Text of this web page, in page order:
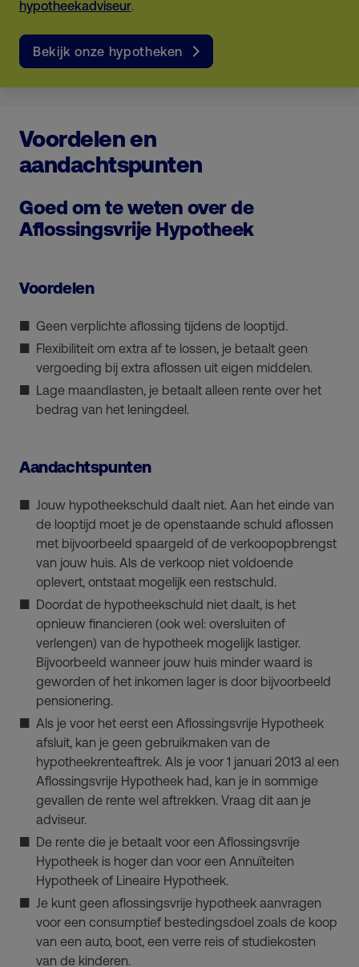
hypotheekadviseur.
Bekijk onze hypotheken
Voordelen en
aandachtspunten
Goed om te weten over de
Aflossingsvrije Hypotheek
Voordelen
Geen verplichte aflossing tijdens de looptijd.
Flexibiliteit om extra af te lossen, je betaalt geen
vergoeding bij extra aflossen uit eigen middelen.
Lage maandlasten, je betaalt alleen rente over het
bedrag van het leningdeel.
Aandachtspunten
Jouw hypotheekschuld daalt niet. Aan het einde van
de looptijd moet je de openstaande schuld aflossen
met bijvoorbeeld spaargeld of de verkoopopbrengst
van jouw huis. Als de verkoop niet voldoende
oplevert, ontstaat mogelijk een restschuld.
Doordat de hypotheekschuld niet daalt, is het
opnieuw financieren (ook wel: oversluiten of
verlengen) van de hypotheek mogelijk lastiger.
Bijvoorbeeld wanneer jouw huis minder waard is
geworden of het inkomen lager is door bijvoorbeeld
pensionering.
Als je voor het eerst een Aflossingsvrije Hypotheek
afsluit, kan je geen gebruikmaken van de
hypotheekrenteaftrek. Als je voor 1 januari 2013 al een
Aflossingsvrije Hypotheek had, kan je in sommige
gevallen de rente wel aftrekken. Vraag dit aan je
adviseur.
De rente die je betaalt voor een Aflossingsvrije
Hypotheek is hoger dan voor een Annuïteiten
Hypotheek of Lineaire Hypotheek.
Je kunt geen aflossingsvrije hypotheek aanvragen
voor een consumptief bestedingsdoel zoals de koop
van een auto, boot, een verre reis of studiekosten
van de kinderen.